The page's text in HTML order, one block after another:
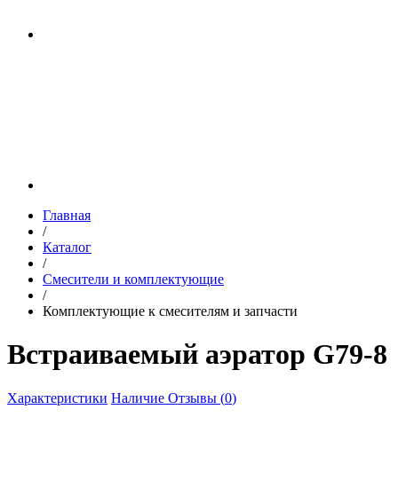
Главная
/
Каталог
/
Смесители и комплектующие
/
Комплектующие к смесителям и запчасти
Встраиваемый аэратор G79-8
Характеристики Наличие Отзывы (0)